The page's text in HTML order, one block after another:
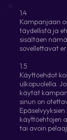
1.4
Kampanjaan
täydellistä ja
sisältäen
sovellettavat
1.5
Käyttöehdot
ulkopuolella.
käytät
sinun on
käyttöehtojen
tai avoin